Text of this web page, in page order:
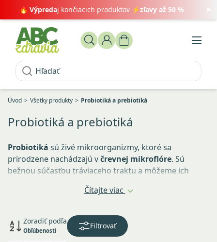
🔥 Výpredaj končiacich produktov ⚡zľavy až 50 % ×
Úvod Všetky produkty Probiotiká a prebiotiká
Probiotiká a prebiotiká
Probiotiká sú živé mikroorganizmy, ktoré sa
prirodzene nachádzajú včrevnej mikroflóre. Sú
bežnou súčasťou tráviaceho traktu a môžeme ich
vo forme doplnkov výživy.
vláknina, ktoré sa dostávajú do hrubého čreva. Sú
súčasťou potravy a prirodzene sa vyskytujú v rôznych
Čítajte viac
Zoradiť podľa
Obľúbenosti
Filtrovať